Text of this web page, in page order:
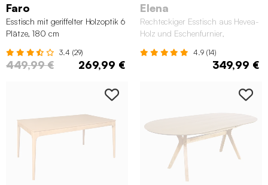
Faro
Esstisch mit geriffelter Holzoptik 6
Plätze, 180 cm
3.4 (29)
449,99 € 269,99 €
Elena
Rechteckiger Esstisch aus Hevea-
Holz und Eschenfurnier,
4.9 (14)
349,99 €